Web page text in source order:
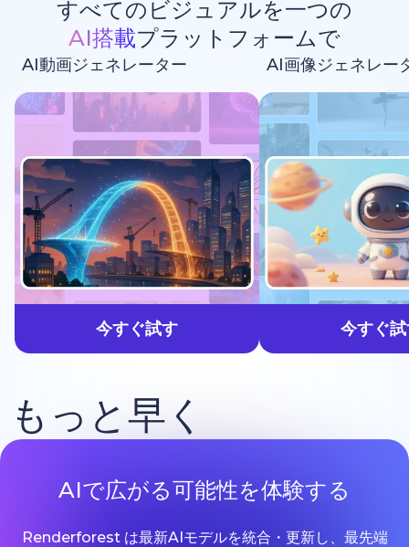
すべてのビジュアルを一つの
AI搭載プラットフォームで
AI動画ジェネレーター
今すぐ試す
AI画像ジェネレー
今すぐ
もっと早く
生成しよう
AIで広がる可能性を体験する
Renderforest は最新AIモデルを統合・更新し、最先端